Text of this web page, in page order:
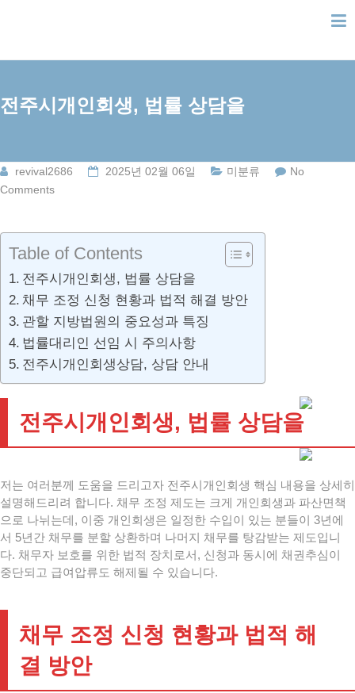
content
전주시개인회생, 법률 상담을
revival2686 2025년 02월 06일 미분류
No
Comments
Table of Contents
전주시개인회생, 법률 상담을
채무 조정 신청 현황과 법적 해결 방안
관할 지방법원의 중요성과 특징
법률대리인 선임 시 주의사항
전주시개인회생상담, 상담 안내
전주시개인회생, 법률 상담을
저는 여러분께 도움을 드리고자 전주시개인회생 핵심 내용을 상세히
설명해드리려 합니다. 채무 조정 제도는 크게 개인회생과 파산면책
으로 나뉘는데, 이중 개인회생은 일정한 수입이 있는 분들이 3년에
서 5년간 채무를 분할 상환하며 나머지 채무를 탕감받는 제도입니
다. 채무자 보호를 위한 법적 장치로서, 신청과 동시에 채권추심이
중단되고 급여압류도 해제될 수 있습니다.
채무 조정 신청 현황과 법적 해
결 방안